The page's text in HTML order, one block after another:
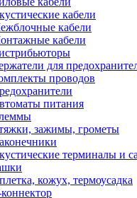
кабели
кабели
кабели
для
проводов
питания
зажимы, грометы
терминалы и
кожух, термоусадка